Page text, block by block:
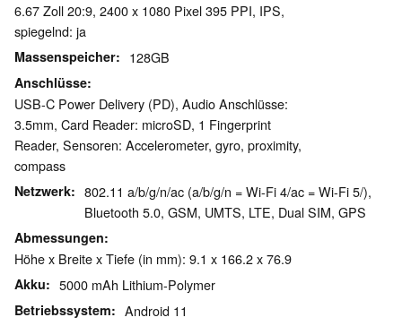
6.67 Zoll 20:9, 2400 x 1080 Pixel 395 PPI, IPS,
spiegelnd: ja
Massenspeicher 128GB
Anschlüsse
USB-C Power Delivery (PD), Audio Anschlüsse:
3.5mm, Card Reader: microSD, 1 Fingerprint
Reader, Sensoren: Accelerometer, gyro, proximity,
compass
Netzwerk
802.11 a/b/g/n/ac (a/b/g/n = Wi-Fi 4/ac = Wi-Fi 5/),
Bluetooth 5.0, GSM, UMTS, LTE, Dual SIM, GPS
Abmessungen
Höhe x Breite x Tiefe (in mm): 9.1 x 166.2 x 76.9
Akku 5000 mAh Lithium-Polymer
Betriebssystem Android 11